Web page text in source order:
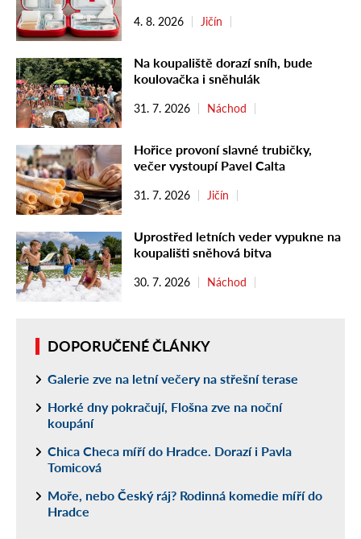
4. 8. 2026 Jičín
Na koupaliště dorazí sníh, bude
koulovačka i sněhulák
31. 7. 2026 Náchod
Hořice provoní slavné trubičky,
večer vystoupí Pavel Calta
31. 7. 2026 Jičín
Uprostřed letních veder vypukne na
koupališti sněhová bitva
30. 7. 2026 Náchod
DOPORUČENÉ ČLÁNKY
Galerie zve na letní večery na střešní terase
Horké dny pokračují, Flošna zve na noční
koupání
Chica Checa míří do Hradce. Dorazí i Pavla
Tomicová
Moře, nebo Český ráj? Rodinná komedie míří do
Hradce